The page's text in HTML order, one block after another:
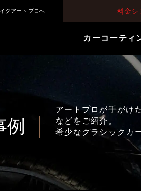
クアートプロへ 料金シ
カーコーティ
例
アートプロが手がけ
などをご紹介。
希少なクラシックカ